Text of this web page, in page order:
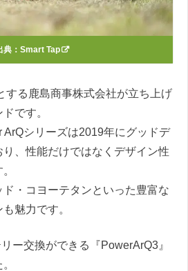
典： Smart Tap
する鹿島商事株式会社が立ち上げ
です。
ArQシリーズは2019年にグッドデ
、性能だけではなくデザイン性
・コヨーテタンといった豊富な
魅力です。
ー交換ができる『PowerArQ3』